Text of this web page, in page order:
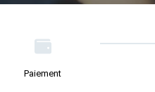
Paiement